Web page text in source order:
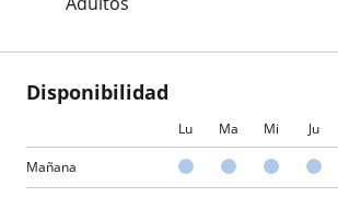
Disponibilidad
Lu Ma Mi Ju
Mañana